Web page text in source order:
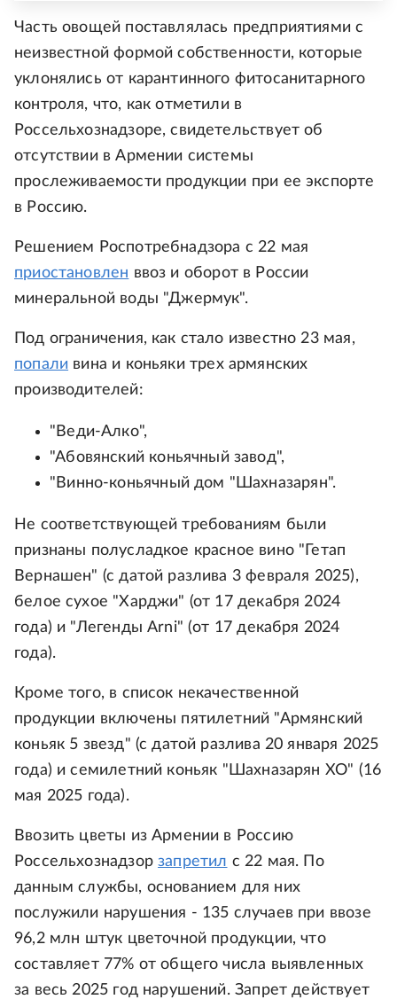
Часть овощей поставлялась предприятиями с
неизвестной формой собственности, которые
уклонялись от карантинного фитосанитарного
контроля, что, как отметили в
Россельхознадзоре, свидетельствует об
отсутствии в Армении системы
прослеживаемости продукции при ее экспорте
в Россию.
Решением Роспотребнадзора с 22 мая
приостановлен ввоз и оборот в России
минеральной воды "Джермук".
Под ограничения, как стало известно 23 мая,
попали вина и коньяки трех армянских
производителей:
"Веди-Алко",
"Абовянский коньячный завод",
"Винно-коньячный дом "Шахназарян".
Не соответствующей требованиям были
признаны полусладкое красное вино "Гетап
Вернашен" (с датой разлива 3 февраля 2025),
белое сухое "Харджи" (от 17 декабря 2024
года) и "Легенды Arni" (от 17 декабря 2024
года).
Кроме того, в список некачественной
продукции включены пятилетний "Армянский
коньяк 5 звезд" (с датой разлива 20 января 2025
года) и семилетний коньяк "Шахназарян ХО" (16
мая 2025 года).
Ввозить цветы из Армении в Россию
Россельхознадзорзапретил с 22 мая. По
данным службы, основанием для них
послужили нарушения - 135 случаев при ввозе
96,2 млн штук цветочной продукции, что
составляет 77% от общего числа выявленных
за весь 2025 год нарушений. Запрет действует